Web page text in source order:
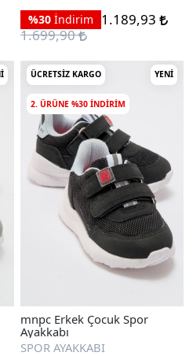
%30 İndirim
1.189,93
1.699,90
ÜCRETSIZ KARGO YENI
2. ÜRÜNE %30 INDIRIM
mnpc Erkek Çocuk Spor
Ayakkabı
SPOR AYAKKABI